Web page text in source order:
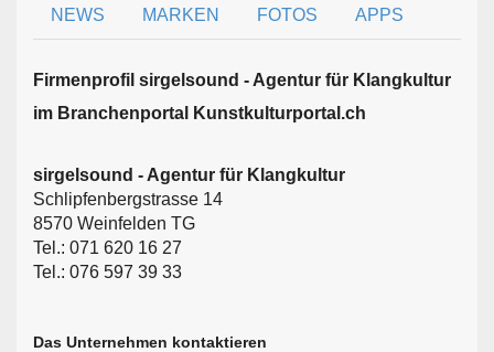
NEWS MARKEN FOTOS APPS
Firmen­profil sirgelsound - Agentur für Klangkultur
im Branchen­portal Kunstkulturportal.ch
sirgelsound - Agentur für Klangkultur
Schlipfenbergstrasse 14
8570 Weinfelden TG
Tel.: 071 620 16 27
Tel.: 076 597 39 33
Das Unternehmen kontaktieren